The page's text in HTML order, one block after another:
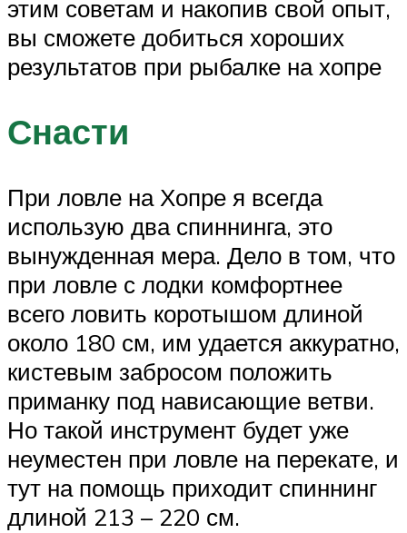
этим советам и накопив свой опыт,
вы сможете добиться хороших
результатов при рыбалке на хопре
Снасти
При ловле на Хопре я всегда
использую два спиннинга, это
вынужденная мера. Дело в том, что
при ловле с лодки комфортнее
всего ловить коротышом длиной
около 180 см, им удается аккуратно,
кистевым забросом положить
приманку под нависающие ветви.
Но такой инструмент будет уже
неуместен при ловле на перекате, и
тут на помощь приходит спиннинг
длиной 213 – 220 см.